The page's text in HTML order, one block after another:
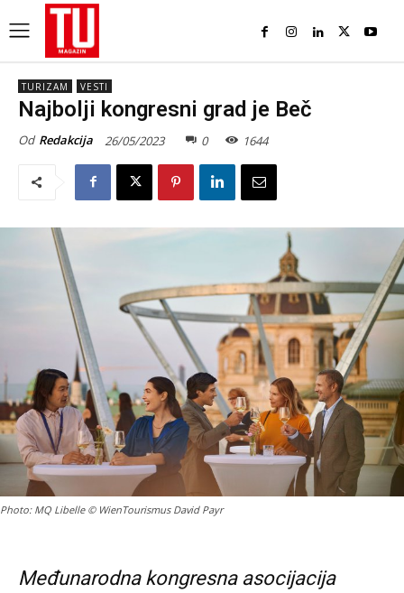
TURIZAM VESTI
Najbolji kongresni grad je Beč
Od Redakcija 26/05/2023 0 1644
Photo: MQ Libelle © WienTourismus David Payr
Međunarodna kongresna asocijacija